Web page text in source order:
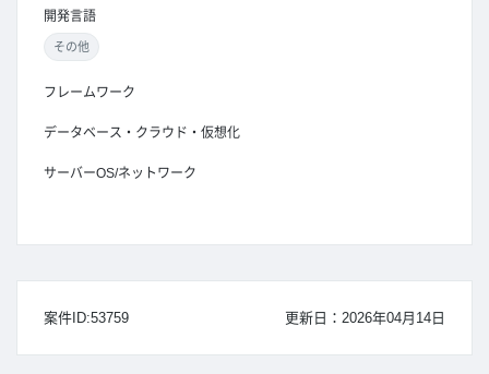
開発言語
その他
フレームワーク
データベース・クラウド・仮想化
サーバーOS/ネットワーク
更新日：2026年04月14日
案件ID:53759